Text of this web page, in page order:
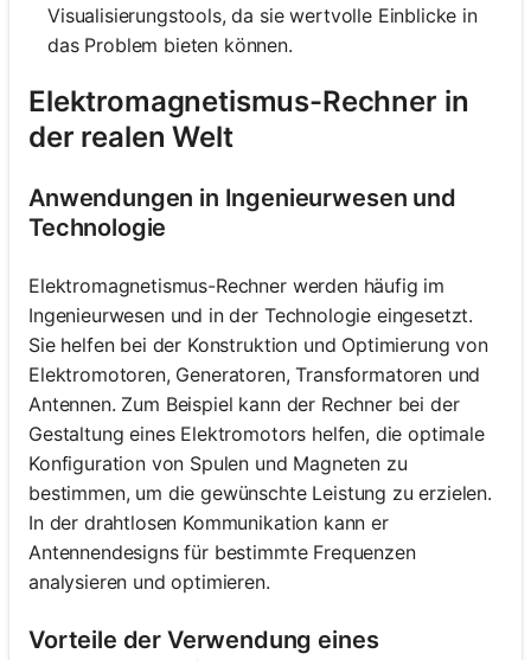
Visualisierungstools, da sie wertvolle Einblicke in
das Problem bieten können.
Elektromagnetismus-Rechner in
der realen Welt
Anwendungen in Ingenieurwesen und
Technologie
Elektromagnetismus-Rechner werden häufig im
Ingenieurwesen und in der Technologie eingesetzt.
Sie helfen bei der Konstruktion und Optimierung von
Elektromotoren, Generatoren, Transformatoren und
Antennen. Zum Beispiel kann der Rechner bei der
Gestaltung eines Elektromotors helfen, die optimale
Konfiguration von Spulen und Magneten zu
bestimmen, um die gewünschte Leistung zu erzielen.
In der drahtlosen Kommunikation kann er
Antennendesigns für bestimmte Frequenzen
analysieren und optimieren.
Vorteile der Verwendung eines